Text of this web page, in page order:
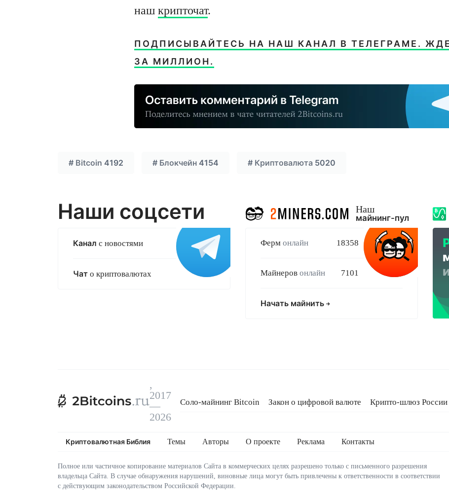
наш крипточат.
ПОДПИСЫВАЙТЕСЬ НА НАШ КАНАЛ В ТЕЛЕГРАМЕ.
ЗА МИЛЛИОН.
# Bitcoin 4192 # Блокчейн 4154 # Криптовалюта 5020
Наши соцсети
Канал с новостями
Чат о криптовалютах
Наш
майнинг-пул
Ферм онлайн 18358
Майнеров онлайн 7101
Начать майнить
,
2017
—
2026
Соло-майнинг Bitcoin Закон о цифровой валюте Крипто-шлюз России
Криптовалютная Библия Темы Авторы О проекте Реклама Контакты
Полное или частичное копирование материалов Сайта в коммерческих целях разрешено только с письменного разрешения
владельца Сайта. В случае обнаружения нарушений, виновные лица могут быть привлечены к ответственности в соответствии
с действующим законодательством Российской Федерации.